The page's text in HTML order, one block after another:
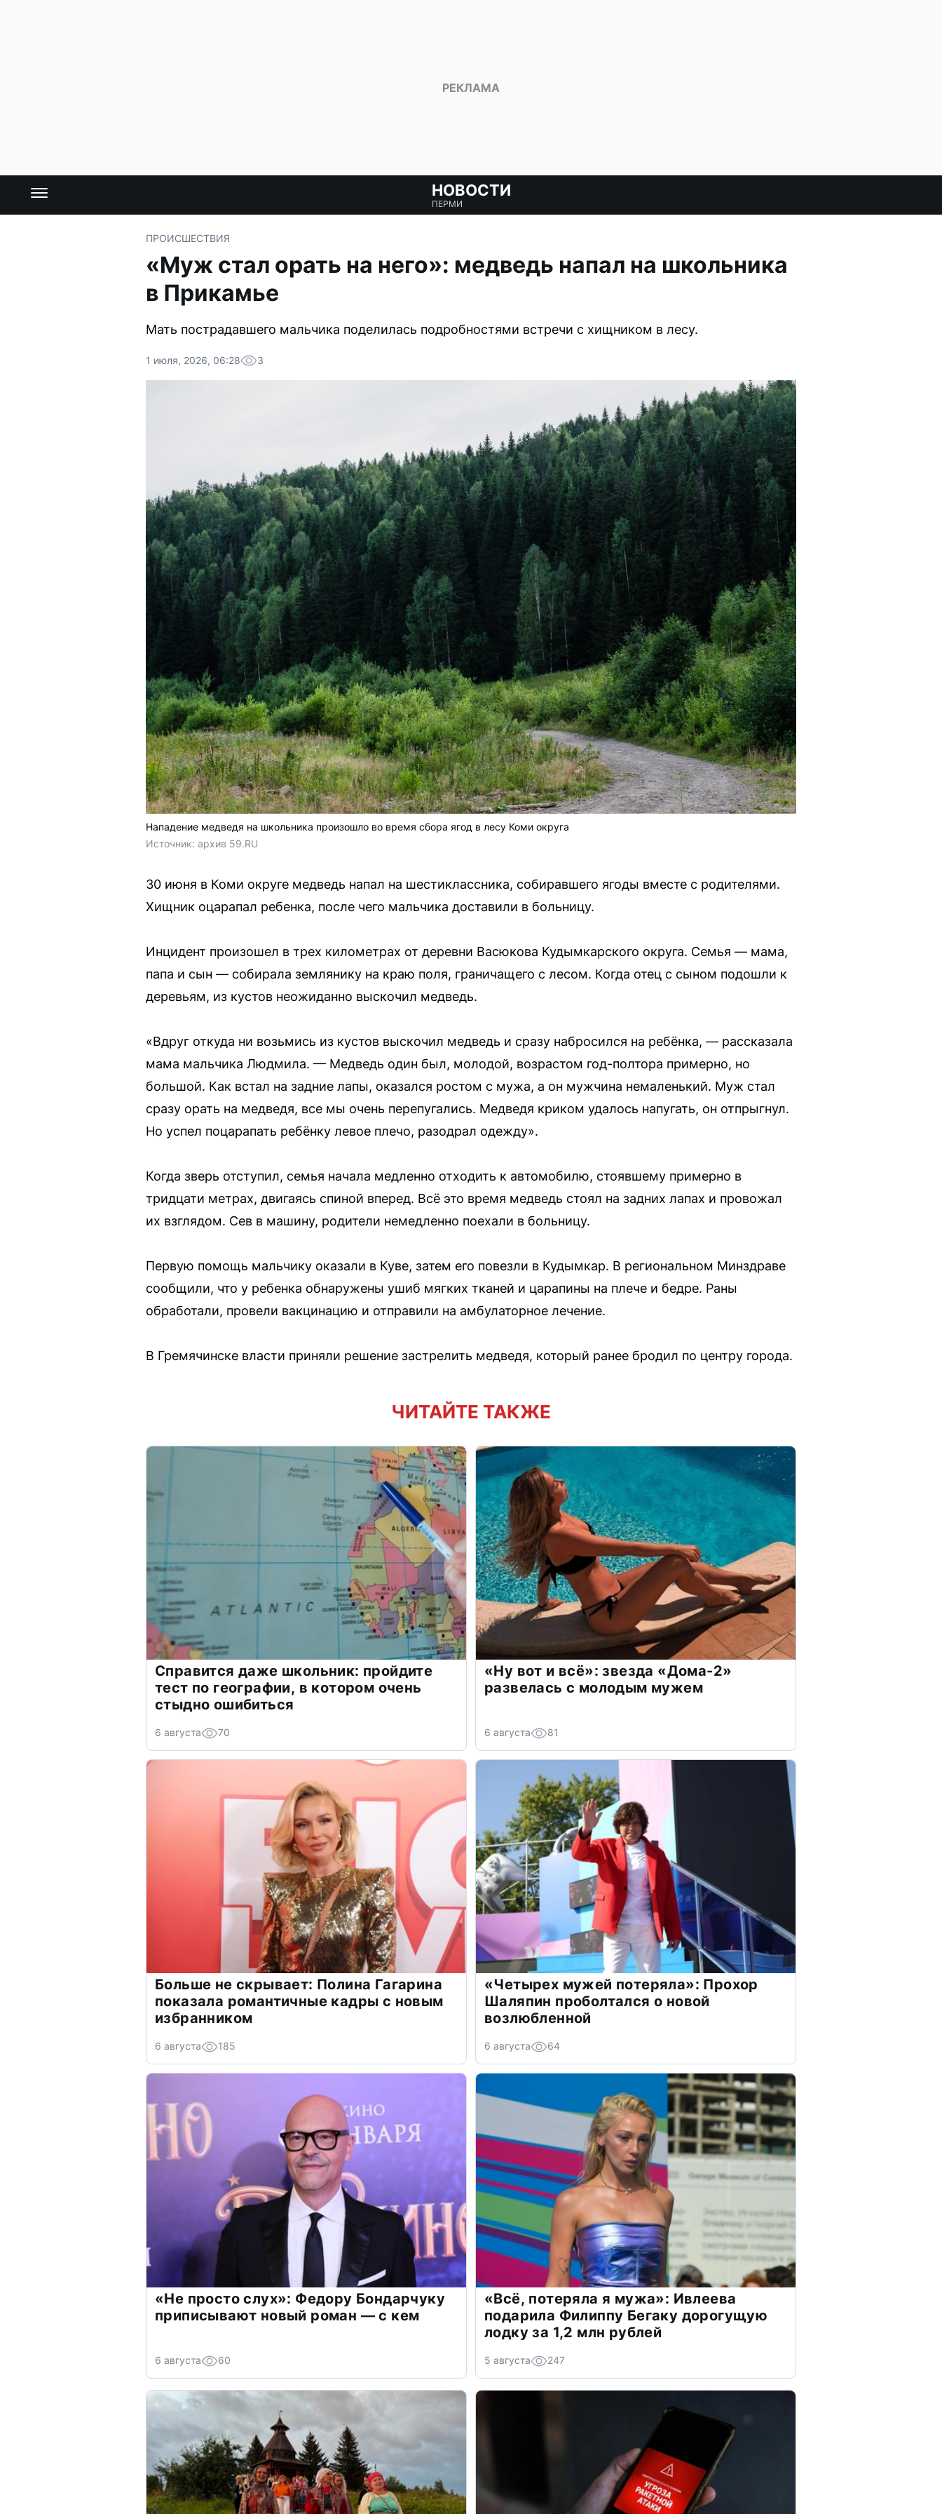
НОВОСТИ
ПЕРМИ
ПРОИСШЕСТВИЯ
«Муж стал орать на него»: медведь напал на школьника
в Прикамье
Мать пострадавшего мальчика поделилась подробностями встречи с хищником в лесу.
1 июля, 2026, 06:28 3
Нападение медведя на школьника произошло во время сбора ягод в лесу Коми округа
Источник: архив 59.RU
30 июня в Коми округе медведь напал на шестиклассника, собиравшего ягоды вместе с родителями.
Хищник оцарапал ребенка, после чего мальчика доставили в больницу.
Инцидент произошел в трех километрах от деревни Васюкова Кудымкарского округа. Семья — мама,
папа и сын — собирала землянику на краю поля, граничащего с лесом. Когда отец с сыном подошли к
деревьям, из кустов неожиданно выскочил медведь.
«Вдруг откуда ни возьмись из кустов выскочил медведь и сразу набросился на ребёнка, — рассказала
мама мальчика Людмила. — Медведь один был, молодой, возрастом год-полтора примерно, но
большой. Как встал на задние лапы, оказался ростом с мужа, а он мужчина немаленький. Муж стал
сразу орать на медведя, все мы очень перепугались. Медведя криком удалось напугать, он отпрыгнул.
Но успел поцарапать ребёнку левое плечо, разодрал одежду».
Когда зверь отступил, семья начала медленно отходить к автомобилю, стоявшему примерно в
тридцати метрах, двигаясь спиной вперед. Всё это время медведь стоял на задних лапах и провожал
их взглядом. Сев в машину, родители немедленно поехали в больницу.
Первую помощь мальчику оказали в Куве, затем его повезли в Кудымкар. В региональном Минздраве
сообщили, что у ребенка обнаружены ушиб мягких тканей и царапины на плече и бедре. Раны
обработали, провели вакцинацию и отправили на амбулаторное лечение.
В Гремячинске власти приняли решение застрелить медведя, который ранее бродил по центру города.
ЧИТАЙТЕ ТАКЖЕ
Справится даже школьник: пройдите
тест по географии, в котором очень
стыдно ошибиться
6 августа 70
«Ну вот и всё»: звезда «Дома-2»
развелась с молодым мужем
6 августа 81
Больше не скрывает: Полина Гагарина
показала романтичные кадры с новым
избранником
6 августа 185
«Четырех мужей потеряла»: Прохор
Шаляпин проболтался о новой
возлюбленной
6 августа 64
«Не просто слух»: Федору Бондарчуку
приписывают новый роман — с кем
6 августа 60
«Всё, потеряла я мужа»: Ивлеева
подарила Филиппу Бегаку дорогущую
лодку за 1,2 млн рублей
5 августа 247